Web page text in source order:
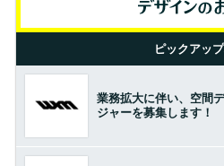
ピックアッ
業務拡大に伴い、空間
ジャーを募集します！